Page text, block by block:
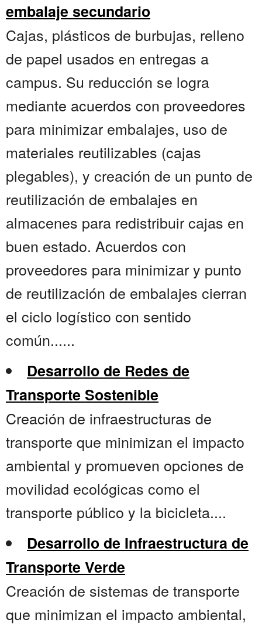
embalaje secundario
Cajas, plásticos de burbujas, relleno
de papel usados en entregas a
campus. Su reducción se logra
mediante acuerdos con proveedores
para minimizar embalajes, uso de
materiales reutilizables (cajas
plegables), y creación de un punto de
reutilización de embalajes en
almacenes para redistribuir cajas en
buen estado. Acuerdos con
proveedores para minimizar y punto
de reutilización de embalajes cierran
el ciclo logístico con sentido
común......
Desarrollo de Redes de
Transporte Sostenible
Creación de infraestructuras de
transporte que minimizan el impacto
ambiental y promueven opciones de
movilidad ecológicas como el
transporte público y la bicicleta....
Desarrollo de Infraestructura de
Transporte Verde
Creación de sistemas de transporte
que minimizan el impacto ambiental,